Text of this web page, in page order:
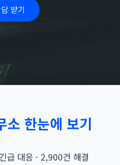
받기
소 한눈에 보기
급 대응 · 2,900건 해결